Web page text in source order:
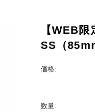
トレイ
プレート
バゲージラック
【WEB
SS（
価格:
数量: